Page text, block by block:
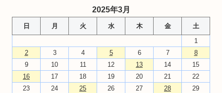
2025年3月
日 月 火 水 木 金
土
1
2
3 4 5 6 7
8
9
10 11 12 13 14
15
16
17 18 19 20 21
22
23
24 25 26 27 28
29